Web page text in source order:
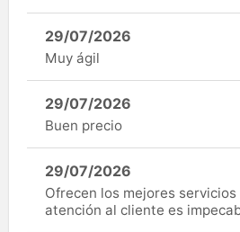
29/07/2026
Muy ágil
29/07/2026
Buen precio
29/07/2026
Ofrecen los mejores servicios
atención al cliente es